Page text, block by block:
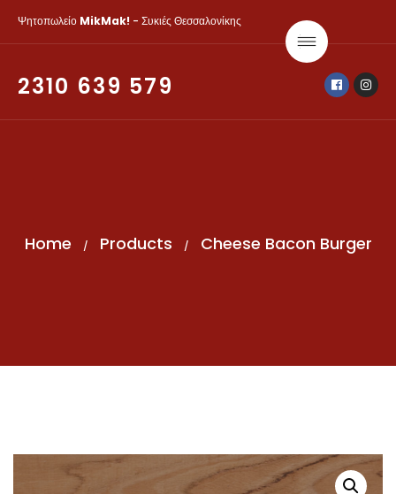
Ψητοπωλείο MikMak! - Συκιές Θεσσαλονίκης
2310 639 579
Home / Products / Cheese Bacon Burger